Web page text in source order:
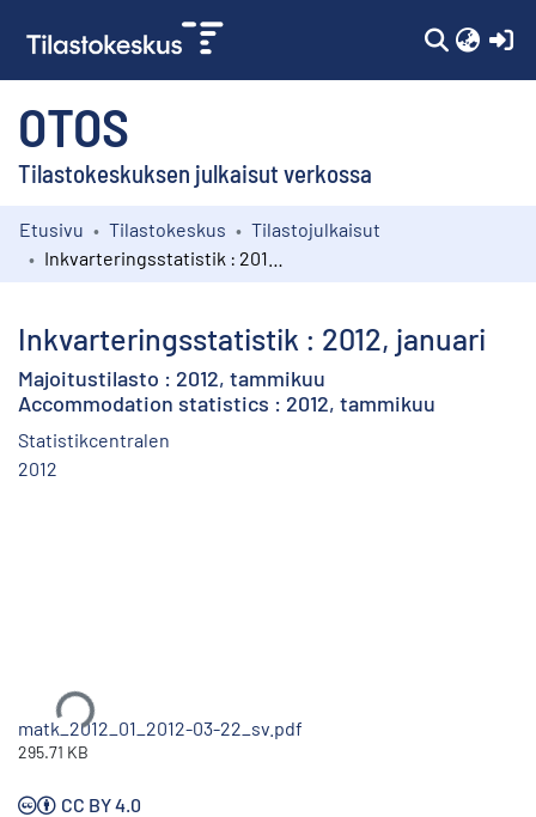
OTOS
Tilastokeskuksen julkaisut verkossa
Kokoelmat
Etusivu Tilastokeskus
Tilastojulkaisut
Inkvarteringsstatistik : 2012, januari
Majoitustilasto : 2012, tammikuu
Accommodation statistics : 2012, tammikuu
Statistikcentralen
2012
matk_2012_01_2012-03-22_sv.pdf
295.71 KB
CC BY 4.0